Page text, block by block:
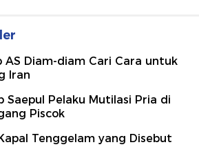
AS Diam-diam Cari Cara untuk
Iran
Saepul Pelaku Mutilasi Pria di
Piscok
Tenggelam yang Disebut